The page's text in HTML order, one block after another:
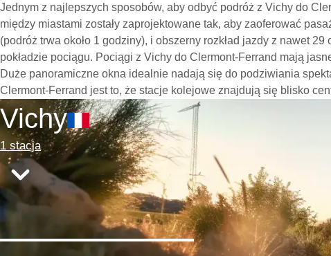
Jednym z najlepszych sposobów, aby odbyć podróż z Vichy do
między miastami zostały zaprojektowane tak, aby zaoferować
(podróż trwa około 1 godziny), i obszerny rozkład jazdy z nawet
pokładzie pociągu. Pociągi z Vichy do Clermont-Ferrand mają
Duże panoramiczne okna idealnie nadają się do podziwiania
Clermont-Ferrand jest to, że stacje kolejowe znajdują się blisko
Vichy
1 stacja